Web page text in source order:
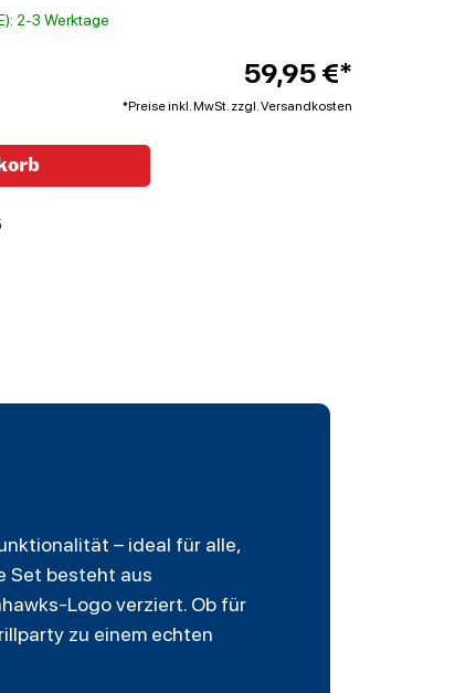
2-3 Werktage
59,95 €*
*Preise inkl. MwSt. zzgl. Versandkosten
– ideal für alle,
Set besteht aus
Logo verziert. Ob für
zu einem echten